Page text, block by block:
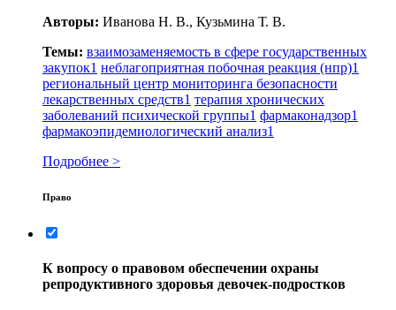
Авторы: Иванова Н. В., Кузьмина Т. В.
Темы: взаимозаменяемость в сфере государственных
закупок1 неблагоприятная побочная реакция (нпр)1
региональный центр мониторинга безопасности
лекарственных средств1 терапия хронических
заболеваний психической группы1 фармаконадзор1
фармакоэпидемиологический анализ1
Подробнее >
Право
К вопросу о правовом обеспечении охраны
репродуктивного здоровья девочек-подростков